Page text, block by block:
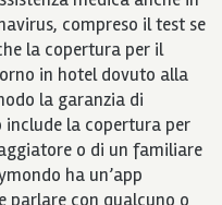
compreso il test se
la copertura per il
in hotel dovuto alla
la garanzia di
la copertura per
o di un familiare
ha un’app
parlare con qualcuno o